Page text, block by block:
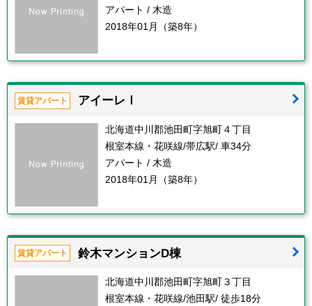
アパート / 木造
2018年01月（築8年）
賃貸アパート アイーレⅠ
北海道中川郡池田町字旭町４丁目
根室本線・花咲線/帯広駅/ 車34分
アパート / 木造
2018年01月（築8年）
賃貸アパート 鈴木マンションD棟
北海道中川郡池田町字旭町３丁目
根室本線・花咲線/池田駅/ 徒歩18分